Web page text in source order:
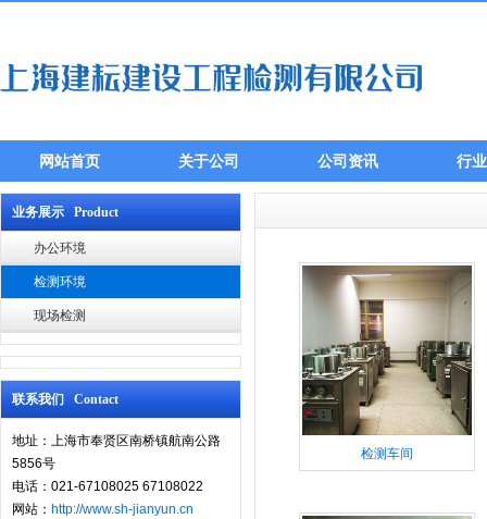
网站首页 关于公司 公司资讯 行
业务展示 Product
办公环境
检测环境
现场检测
联系我们 Contact
地址：上海市奉贤区南桥镇航南公路
5856号
电话：021-67108025 67108022
网站： http://www.sh-jianyun.cn
检测车间